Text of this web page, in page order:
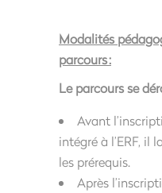
Modalités
parcours:
Le parcours se
Avant
intégré à l’ERF, il
les prérequis.
Après